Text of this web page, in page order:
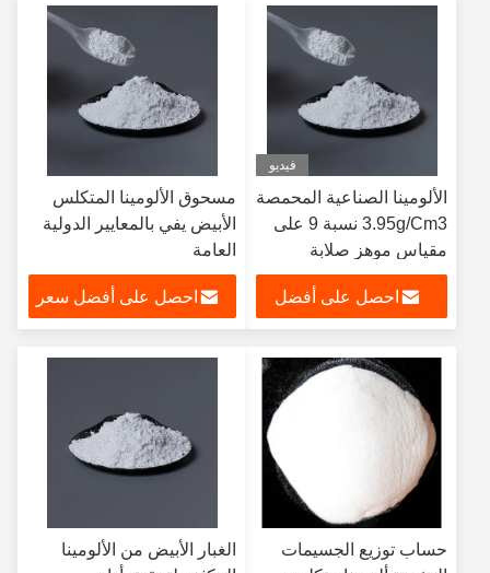
فيديو
الألومينا الصناعية المحمصة
3.95g/Cm3 نسبة 9 على
مقياس موهز صلابة
احصل على أفضل
مسحوق الألومينا المتكلس
الأبيض يفي بالمعايير الدولية
العامة
احصل على أفضل سعر
حساب توزيع الجسيمات
الغبار الأبيض من الألومينا